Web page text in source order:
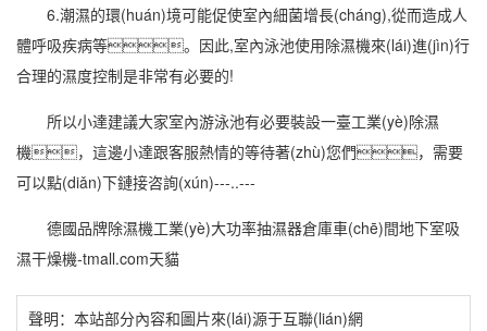
6.潮濕的環(huán)境可能促使室內細菌增長(cháng),從而造成人
體呼吸疾病等。因此,室內泳池使用除濕機來(lái)進(jìn)行
合理的濕度控制是非常有必要的!
所以小達建議大家室內游泳池有必要裝設一臺工業(yè)除濕
機，這邊小達跟客服熱情的等待著(zhù)您們，需要
可以點(diǎn)下鏈接咨詢(xún)---..---
德國品牌除濕機工業(yè)大功率抽濕器倉庫車(chē)間地下室吸
濕干燥機-tmall.com天貓
聲明：本站部分內容和圖片來(lái)源于互聯(lián)網